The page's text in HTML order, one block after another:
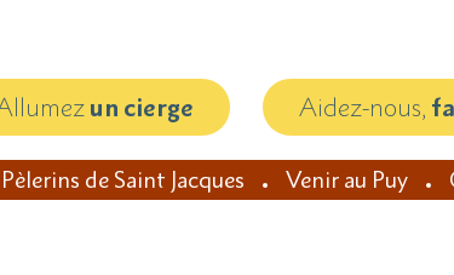
un cierge Aidez-nous,
Pèlerins de Saint Jacques Venir au Puy